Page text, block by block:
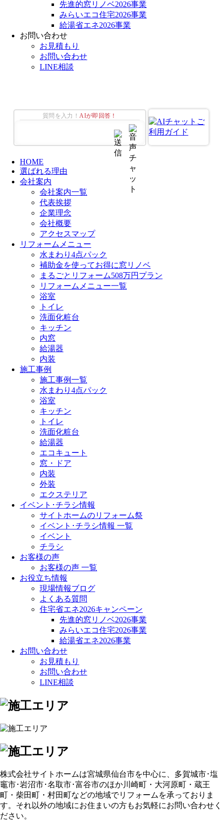
先進的窓リノベ2026事業
みらいエコ住宅2026事業
給湯省エネ2026事業
お問い合わせ
お見積もり
お問い合わせ
LINE相談
質問を入力！ AIが即回答！
HOME
選ばれる理由
会社案内
会社案内一覧
代表挨拶
企業理念
会社概要
アクセスマップ
リフォームメニュー
水まわり4点パック
補助金を使ってお得に窓リノベ
まるごとリフォーム508万円プラン
リフォームメニュー一覧
浴室
トイレ
洗面化粧台
キッチン
内窓
給湯器
内装
施工事例
施工事例一覧
水まわり4点パック
浴室
キッチン
トイレ
洗面化粧台
給湯器
エコキュート
窓・ドア
内装
外装
エクステリア
イベント･チラシ情報
サイトホームのリフォーム祭
イベント･チラシ情報 一覧
イベント
チラシ
お客様の声
お客様の声 一覧
お役立ち情報
現場情報ブログ
よくある質問
住宅省エネ2026キャンペーン
先進的窓リノベ2026事業
みらいエコ住宅2026事業
給湯省エネ2026事業
お問い合わせ
お見積もり
お問い合わせ
LINE相談
株式会社サイトホームは宮城県仙台市を中心に、多賀城市･塩
竈市･岩沼市･名取市･富谷市のほか川崎町・大河原町・蔵王
町・柴田町・村田町などの地域でリフォームを承っておりま
す。それ以外の地域にお住まいの方もお気軽にお問い合わせく
ださい。